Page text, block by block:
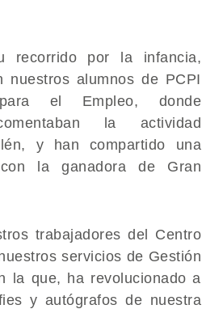
recorrido por la infancia,​
nuestros alumnos de PCPI
el Empleo, donde
la actividad
y han compartido una
​la ganadora de Gran
trabajadores del Centro
servicios de Gestión
la​ que, ha revolucionado a
y autógrafos de nuestra